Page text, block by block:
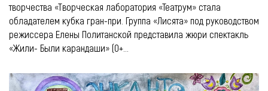
творчества «Творческая лаборатория «Театрум» стала
обладателем кубка гран-при. Группа «Лисята» под руководством
режиссера Елены Политанской представила жюри спектакль
«Жили- Были карандаши» (0+...